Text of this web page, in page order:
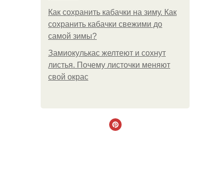
Как сохранить кабачки на зиму. Как
сохранить кабачки свежими до
самой зимы?
Замиокулькас желтеют и сохнут
листья. Почему листочки меняют
свой окрас